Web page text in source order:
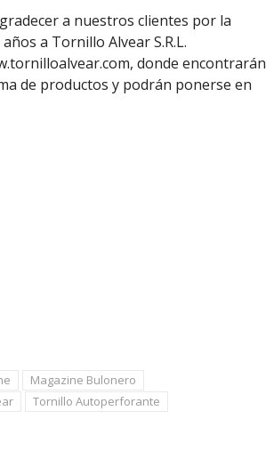
a nuestros clientes por la
a Tornillo Alvear S.R.L.
donde encontrarán
de productos y podrán ponerse en
Magazine Bulonero
Tornillo Autoperforante